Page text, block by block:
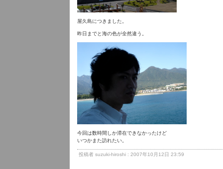
屋久島につきました。
昨日までと海の色が全然違う。
今回は数時間しか滞在できなかったけど
いつかまた訪れたい。
投稿者 suzuki-hiroshi : 2007年10月12日 23:59